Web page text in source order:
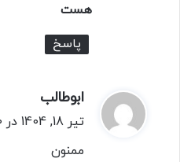
هست
پاسخ
ابوطالب
ف
تیر 18, 1404 در 12:40 ب.ظ
ممنون